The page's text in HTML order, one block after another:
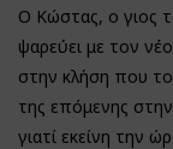
Ο Κώστας, ο γιος
ψαρεύει με τον
στην κλήση που
της επόμενης
γιατί εκείνη την